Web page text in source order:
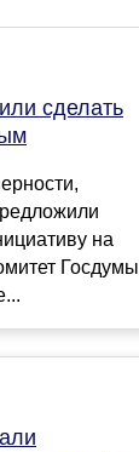
сделать
на
Госдумы